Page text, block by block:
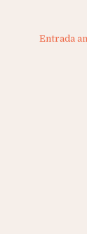
Entrada